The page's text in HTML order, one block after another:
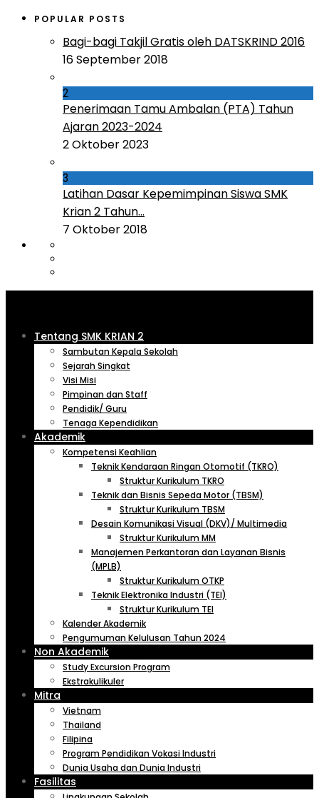
POPULAR POSTS
Bagi-bagi Takjil Gratis oleh DATSKRIND 2016
16 September 2018
2
Penerimaan Tamu Ambalan (PTA) Tahun
Ajaran 2023-2024
2 Oktober 2023
3
Latihan Dasar Kepemimpinan Siswa SMK
Krian 2 Tahun...
7 Oktober 2018
Tentang SMK KRIAN 2
Sambutan Kepala Sekolah
Sejarah Singkat
Visi Misi
Pimpinan dan Staff
Pendidik/ Guru
Tenaga Kependidikan
Akademik
Kompetensi Keahlian
Teknik Kendaraan Ringan Otomotif (TKRO)
Struktur Kurikulum TKRO
Teknik dan Bisnis Sepeda Motor (TBSM)
Struktur Kurikulum TBSM
Desain Komunikasi Visual (DKV)/ Multimedia
Struktur Kurikulum MM
Manajemen Perkantoran dan Layanan Bisnis
(MPLB)
Struktur Kurikulum OTKP
Teknik Elektronika Industri (TEI)
Struktur Kurikulum TEI
Kalender Akademik
Pengumuman Kelulusan Tahun 2024
Non Akademik
Study Excursion Program
Ekstrakulikuler
Mitra
Vietnam
Thailand
Filipina
Program Pendidikan Vokasi Industri
Dunia Usaha dan Dunia Industri
Fasilitas